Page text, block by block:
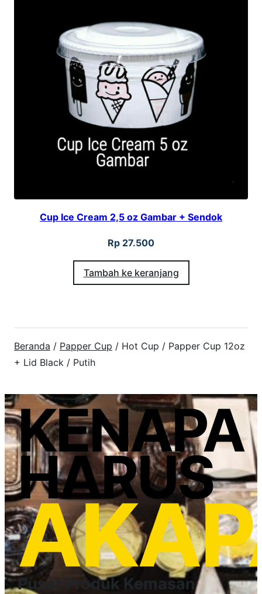
Cup Ice Cream 2,5 oz Gambar + Sendok
Rp 27.500
Tambah ke keranjang
Beranda / Papper Cup / Hot Cup / Papper Cup 12oz
+ Lid Black / Putih
KENAPA
HARUS
Pusat Produk Kemasan